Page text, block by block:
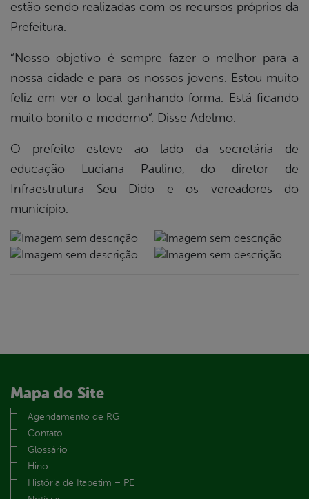
estão sendo realizadas com os recursos próprios da
Prefeitura.
“Nosso objetivo é sempre fazer o melhor para a
nossa cidade e para os nossos jovens. Estou muito
feliz em ver o local ganhando forma. Está ficando
muito bonito e moderno”. Disse Adelmo.
O prefeito esteve ao lado da secretária de
educação Luciana Paulino, do diretor de
Infraestrutura Seu Dido e os vereadores do
município.
Mapa do Site
Agendamento de RG
Contato
Glossário
Hino
História de Itapetim – PE